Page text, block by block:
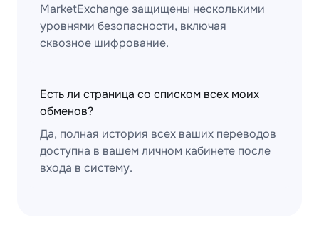
MarketExchange защищены несколькими
уровнями безопасности, включая
сквозное шифрование.
Есть ли страница со списком всех моих
обменов?
Да, полная история всех ваших переводов
доступна в вашем личном кабинете после
входа в систему.